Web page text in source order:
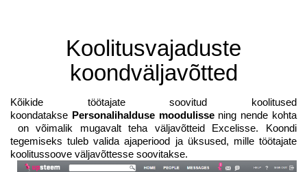
Koolitusvajaduste
koondväljavõtted
Kõikide töötajate soovitud koolitused
koondatakse Personalihalduse moodulissening nende kohta
on võimalik mugavalt teha väljavõtteid Excelisse. Koondi
tegemiseks tuleb valida ajaperiood ja üksused, mille töötajate
koolitussoove väljavõttesse soovitakse.